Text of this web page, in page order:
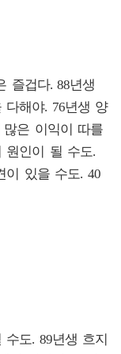
즐겁다. 88년생
다해야. 76년생 양
은 이익이 따를
원인이 될 수도.
이 있을 수도. 40
도. 89년생 흐지